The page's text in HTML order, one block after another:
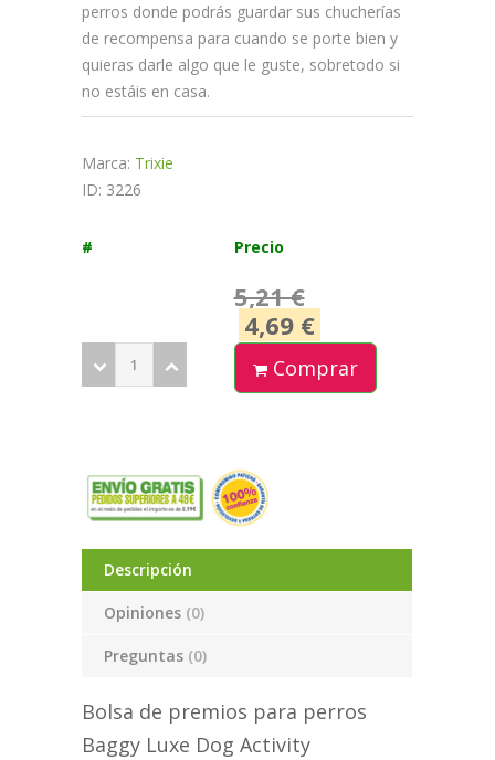
perros donde podrás guardar sus chucherías
de recompensa para cuando se porte bien y
quieras darle algo que le guste, sobretodo si
no estáis en casa.
Marca: Trixie
ID: 3226
# Precio
5,21 €
4,69 €
Comprar
Descripción
Opiniones (0)
Preguntas (0)
Bolsa de premios para perros
Baggy Luxe Dog Activity